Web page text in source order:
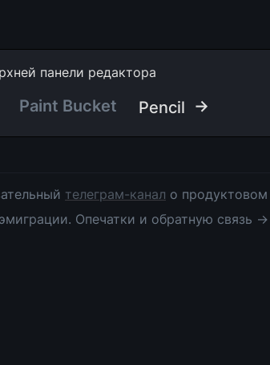
панели редактора
Paint Bucket Pencil →
телеграм-канал о продуктовом
Опечатки и обратную связь →